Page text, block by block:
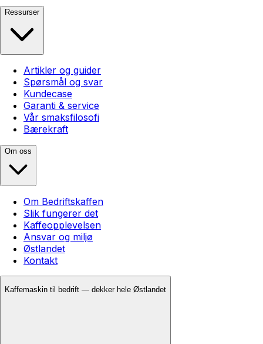
Ressurser
Artikler og guider
Spørsmål og svar
Kundecase
Garanti & service
Vår smaksfilosofi
Bærekraft
Om oss
Om Bedriftskaffen
Slik fungerer det
Kaffeopplevelsen
Ansvar og miljø
Østlandet
Kontakt
Kaffemaskin til bedrift — dekker hele Østlandet